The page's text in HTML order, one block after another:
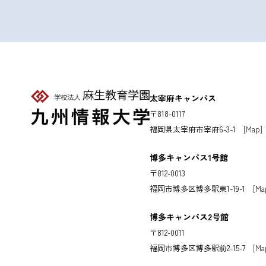
太宰府キャンパス
〒818-0117
福岡県太宰府市宰府6-3-1 [Map]
博多キャンパス1号館
〒812-0013
福岡市博多区博多駅東1-19-1
博多キャンパス2号館
〒812-0011
福岡市博多区博多駅前2-15-7